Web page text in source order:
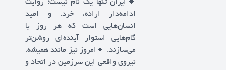
ادامه‌دار اراده، خرد، و امید
انسان‌هایی است که هر روز با
گام‌هایی استوار آینده‌ای روشن‌تر
می‌سازند. 🔹️امروز نیز مانند همیشه،
نیروی واقعی این سرزمین در اتحاد و